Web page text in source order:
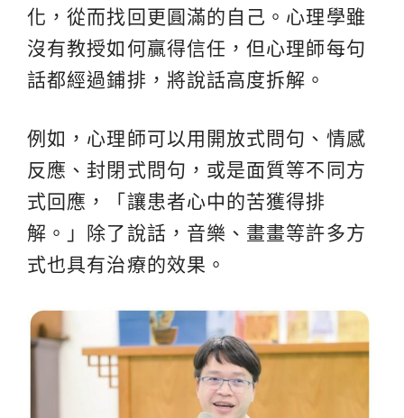
化，從而找回更圓滿的自己。心理學雖
沒有教授如何贏得信任，但心理師每句
話都經過鋪排，將說話高度拆解。
例如，心理師可以用開放式問句、情感
反應、封閉式問句，或是面質等不同方
式回應，「讓患者心中的苦獲得排
解。」除了說話，音樂、畫畫等許多方
式也具有治療的效果。